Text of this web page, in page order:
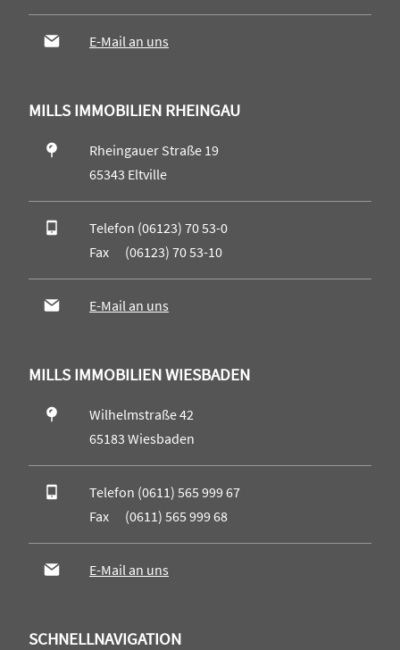
E-Mail an uns
MILLS IMMOBILIEN RHEINGAU
Rheingauer Straße 19
65343 Eltville
Telefon (06123) 70 53-0
Fax (06123) 70 53-10
E-Mail an uns
MILLS IMMOBILIEN WIESBADEN
Wilhelmstraße 42
65183 Wiesbaden
Telefon (0611) 565 999 67
Fax (0611) 565 999 68
E-Mail an uns
SCHNELLNAVIGATION